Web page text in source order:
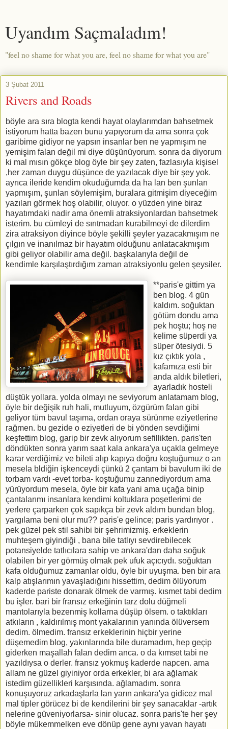
Uyandım Saçmaladım!
"feel no shame for what you are, feel no shame for what you are"
3 Şubat 2011
Rivers and Roads
böyle ara sıra blogta kendi hayat olaylarımdan bahsetmek
istiyorum hatta bazen bunu yapıyorum da ama sonra çok
garibime gidiyor ne yapsın insanlar ben ne yapmışım ne
yemişim falan değil mi diye düşünüyorum. sonra da diyorum
ki mal mısın gökçe blog öyle bir şey zaten, fazlasıyla kişisel
,her zaman duygu düşünce de yazılacak diye bir şey yok.
ayrıca ileride kendim okuduğumda da ha lan ben şunları
yapmışım, şunları söylemişim, buralara gitmişim diyeceğim
yazıları görmek hoş olabilir, oluyor. o yüzden yine biraz
hayatımdaki nadir ama önemli atraksiyonlardan bahsetmek
isterim. bu cümleyi de sırıtmadan kurabilmeyi de dilerdim
zira atraksiyon diyince böyle şekilli şeyler yazacakmışım ne
çılgın ve inanılmaz bir hayatım olduğunu anlatacakmışım
gibi geliyor olabilir ama değil. başkalarıyla değil de
kendimle karşılaştırdığım zaman atraksiyonlu gelen şeysiler.
**paris'e gittim ya
ben blog. 4 gün
kaldım. soğuktan
götüm dondu ama
pek hoştu; hoş ne
kelime süperdi ya
süper ötesiydi. 5
kız çıktık yola ,
kafamıza esti bir
anda aldık biletleri,
ayarladık hosteli
düştük yollara. yolda olmayı ne seviyorum anlatamam blog,
öyle bir değişik ruh hali, mutluyum, özgürüm falan gibi
geliyor tüm bavul taşıma, ordan oraya sürünme eziyetlerine
rağmen. bu gezide o eziyetleri de bi yönden sevdiğimi
keşfettim blog, garip bir zevk alıyorum sefillikten. paris'ten
döndükten sonra yarım saat kala ankara'ya uçakla gelmeye
karar verdiğimiz ve bileti alıp kapıya doğru koştuğumuz o an
mesela bldiğin işkenceydi çünkü 2 çantam bi bavulum iki de
torbam vardı -evet torba- koştuğumu zannediyordum ama
yürüyordum mesela, öyle bir kafa yani ama uçağa binip
çantalarımı insanlara kendimi koltuklara poşetlerimi de
yerlere çarparken çok sapıkça bir zevk aldım bundan blog,
yargılama beni olur mu?? paris'e gelince; paris yardırıyor .
pek güzel pek stil sahibi bir şehrimizmiş. erkeklerin
muhteşem giyindiği , bana bile tatlıyı sevdirebilecek
potansiyelde tatlıcılara sahip ve ankara'dan daha soğuk
olabilen bir yer görmüş olmak pek ufuk açıcıydı. soğuktan
kafa olduğumuz zamanlar oldu, öyle bir uyuşma. ben bir ara
kalp atışlarımın yavaşladığını hissettim, dedim ölüyorum
kaderde pariste donarak ölmek de varmış. kısmet tabi dedim
bu işler. bari bir fransız erkeğinin tarz dolu düğmeli
mantolarıyla bezenmiş kollarna düşüp ölsem. o taktıkları
atkıların , kaldırılmış mont yakalarının yanında ölüversem
dedim. ölmedim. fransız erkeklerinin hiçbir yerine
düşemedim blog, yakınlarında bile duramadım, hep geçip
giderken maşallah falan dedim anca. o da kımset tabi ne
yazıldıysa o derler. fransız yokmuş kaderde napcen. ama
allam ne güzel giyiniyor orda erkekler, bi ara ağlamak
istedim güzellikleri karşısında. ağlamadım. sonra
konuşuyoruz arkadaşlarla lan yarın ankara'ya gidicez mal
mal tipler görücez bi de kendilerini bir şey sanacaklar -artık
nelerine güveniyorlarsa- sinir olucaz. sonra paris'te her şey
böyle mükemmelken eve dönüp gene aynı yavan hayatı